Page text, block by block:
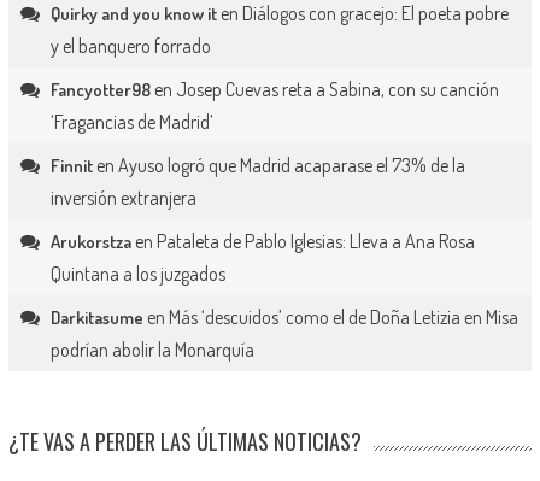
Quirky and you know iten Diálogos con gracejo: El poeta pobre
y el banquero forrado
Fancyotter98en Josep Cuevas reta a Sabina, con su canción
‘Fragancias de Madrid’
Finniten Ayuso logró que Madrid acaparase el 73% de la
inversión extranjera
Arukorstzaen Pataleta de Pablo Iglesias: Lleva a Ana Rosa
Quintana a los juzgados
Darkitasume en Más ‘descuidos’ como el de Doña Letizia en Misa
podrían abolir la Monarquía
¿TE VAS A PERDER LAS ÚLTIMAS NOTICIAS?